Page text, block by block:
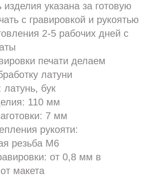
изделия указана за готовую
с гравировкой и рукоятью
2-5 рабочих дней с
печати делаем
латуни
бук
110 мм
7 мм
рукояти:
резьба М6
от 0,8 мм в
макета